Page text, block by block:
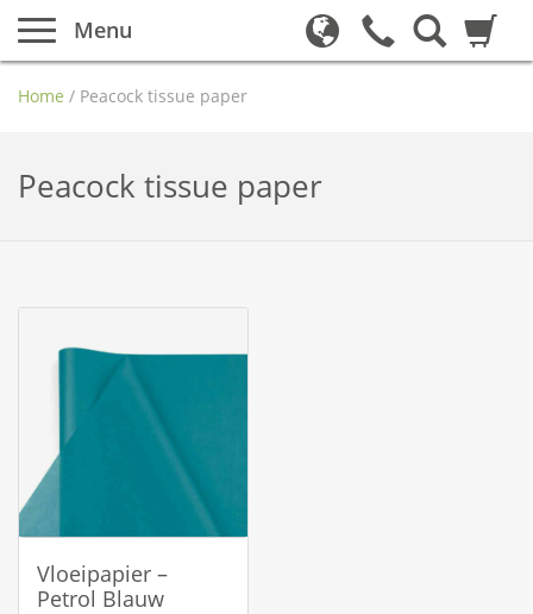
Menu
Home / Peacock tissue paper
Peacock tissue paper
Vloeipapier –
Petrol Blauw